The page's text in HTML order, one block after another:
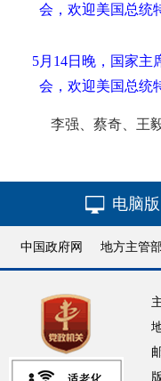
会，欢迎美国总统
5月14日晚，国家主
会，欢迎美国总统
李强、蔡奇、王
电脑
中国政府网 地方主管